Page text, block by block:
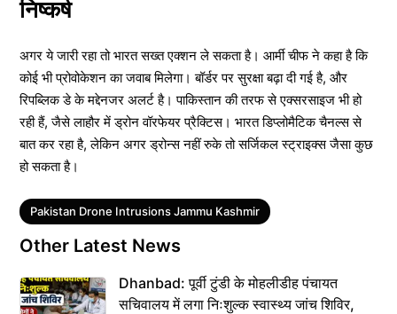
निष्कर्ष
अगर ये जारी रहा तो भारत सख्त एक्शन ले सकता है। आर्मी चीफ ने कहा है कि
कोई भी प्रोवोकेशन का जवाब मिलेगा। बॉर्डर पर सुरक्षा बढ़ा दी गई है, और
रिपब्लिक डे के मद्देनजर अलर्ट है। पाकिस्तान की तरफ से एक्सरसाइज भी हो
रही हैं, जैसे लाहौर में ड्रोन वॉरफेयर प्रैक्टिस। भारत डिप्लोमैटिक चैनल्स से
बात कर रहा है, लेकिन अगर ड्रोन्स नहीं रुके तो सर्जिकल स्ट्राइक्स जैसा कुछ
हो सकता है।
Tags
Pakistan Drone Intrusions Jammu Kashmir
Other Latest News
Dhanbad: पूर्वी टुंडी के मोहलीडीह पंचायत
सचिवालय में लगा निःशुल्क स्वास्थ्य जांच शिविर,